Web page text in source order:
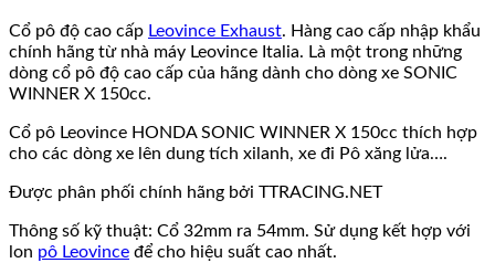
Cổ pô độ cao cấp Leovince Exhaust. Hàng cao cấp nhập khẩu
chính hãng từ nhà máy Leovince Italia. Là một trong những
dòng cổ pô độ cao cấp của hãng dành cho dòng xe SONIC
WINNER X 150cc.
Cổ pô Leovince HONDA SONIC WINNER X 150cc thích hợp
cho các dòng xe lên dung tích xilanh, xe đi Pô xăng lửa….
Được phân phối chính hãng bởi TTRACING.NET
Thông số kỹ thuật: Cổ 32mm ra 54mm. Sử dụng kết hợp với
lon pô Leovince để cho hiệu suất cao nhất.